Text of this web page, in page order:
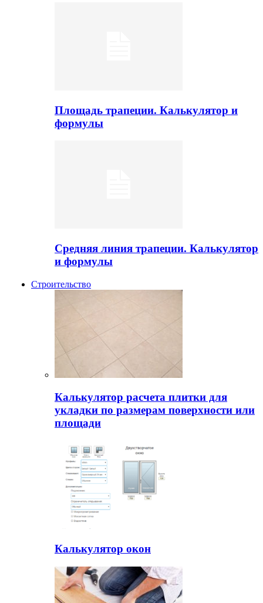
Площадь трапеции. Калькулятор и
формулы
Средняя линия трапеции. Калькулятор
и формулы
Строительство
Калькулятор расчета плитки для
укладки по размерам поверхности или
площади
Калькулятор окон